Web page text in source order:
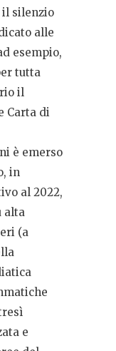
il silenzio
alle
esempio,
tutta
il
Carta di
è emerso
in
al 2022,
alta
(a
e